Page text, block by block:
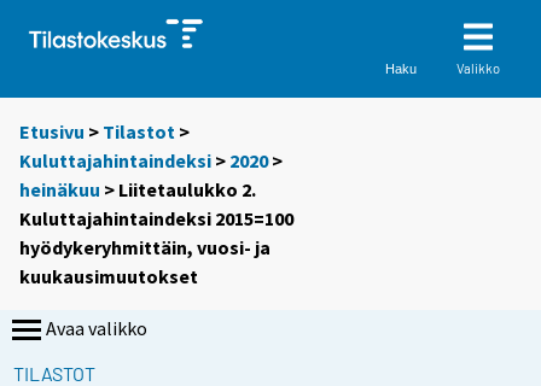
Haku Valikko
Etusivu > Tilastot >
Kuluttajahintaindeksi > 2020>
heinäkuu > Liitetaulukko 2.
Kuluttajahintaindeksi 2015=100
hyödykeryhmittäin, vuosi- ja
kuukausimuutokset
Avaa valikko
TILASTOT